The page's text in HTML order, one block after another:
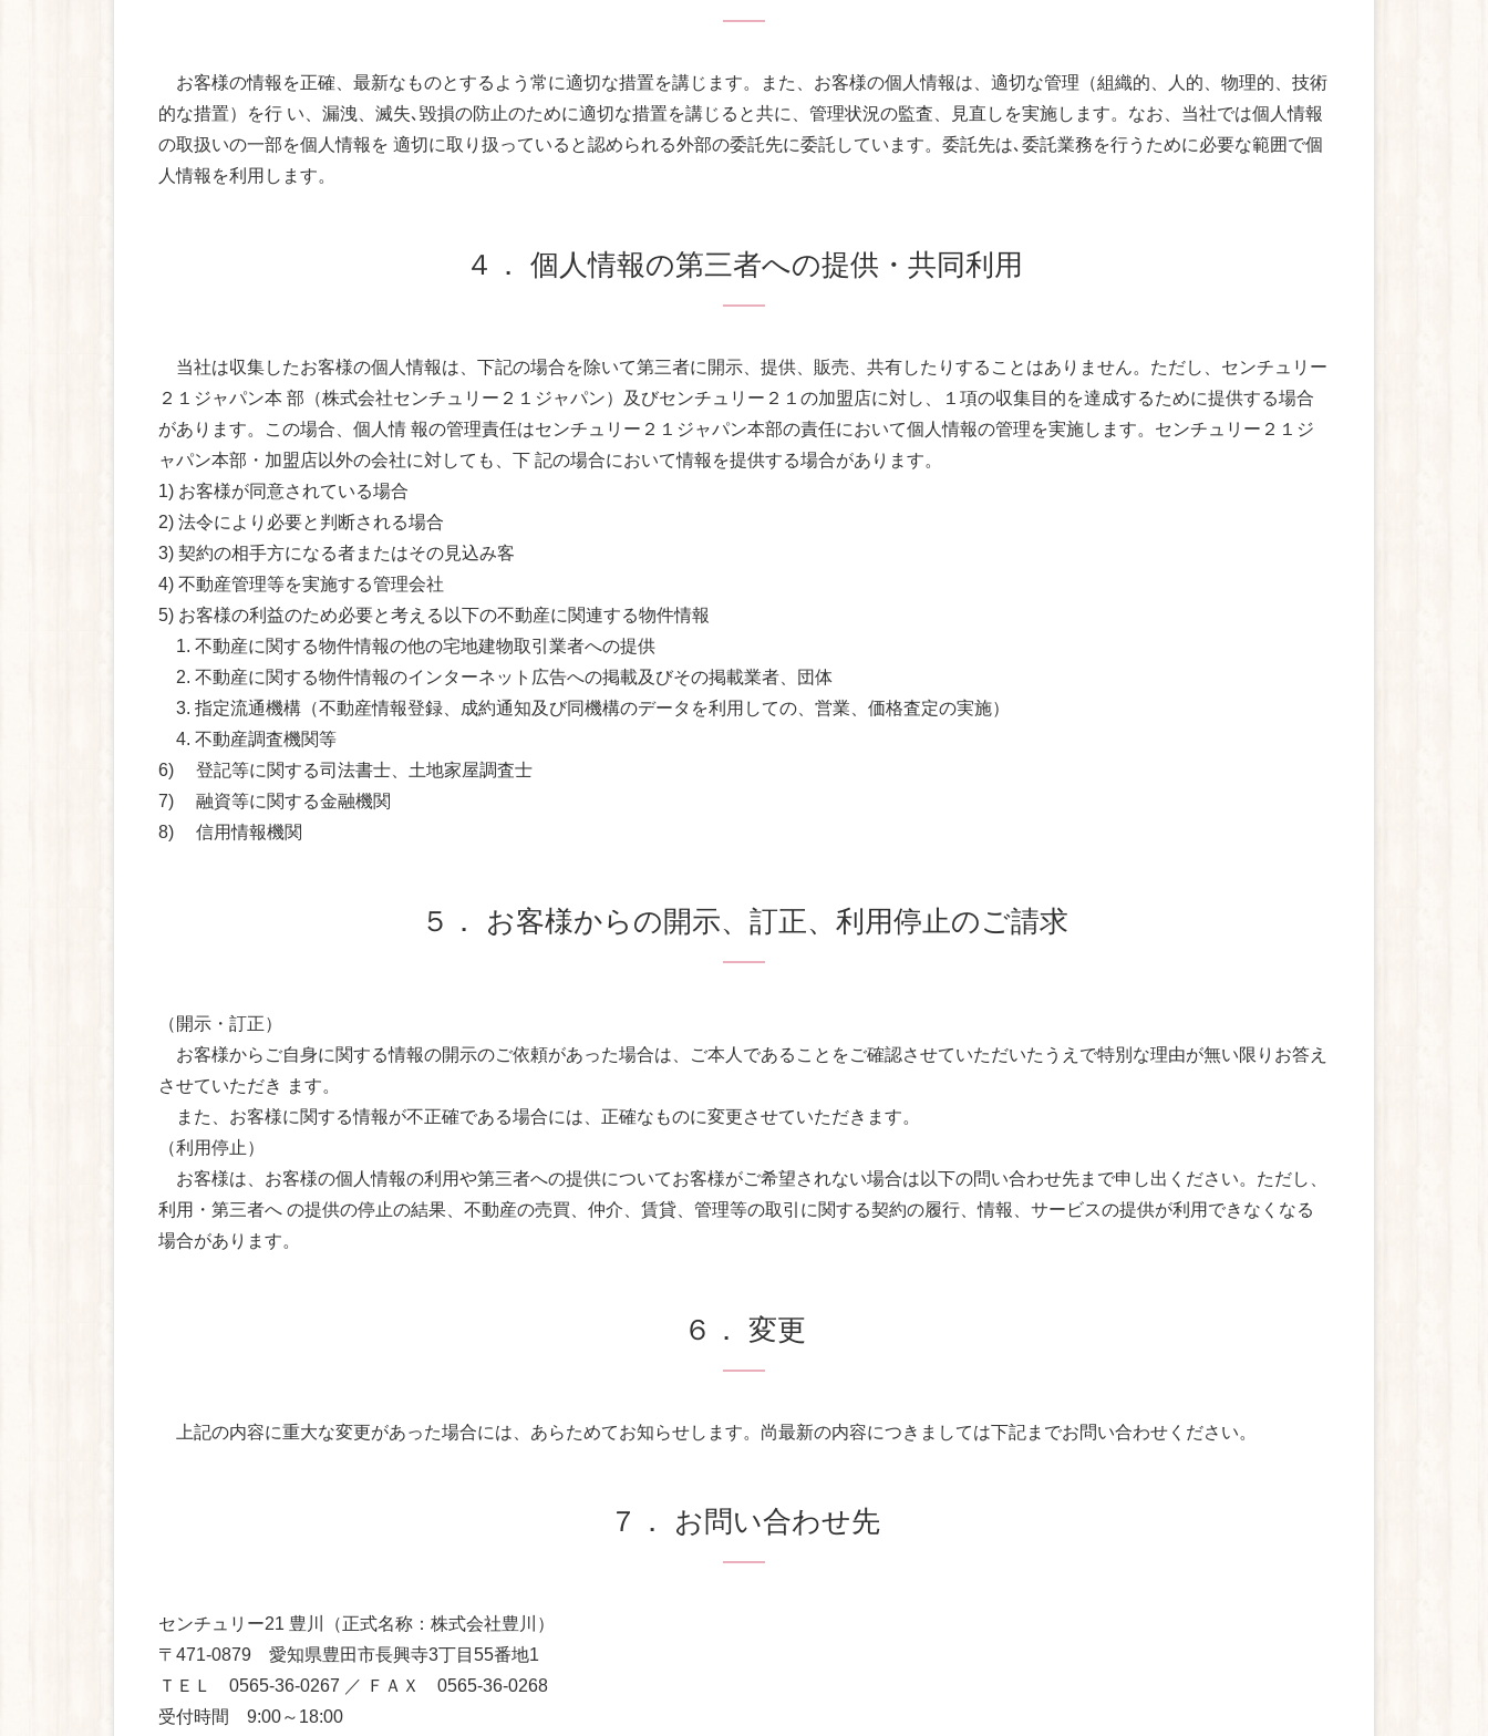
お客様の情報を正確、最新なものとするよう常に適切な措置を講じます。また、お客様の個人情報は、適切な管理（組織的、人的、物理的、技術
的な措置）を行 い、漏洩、滅失､毀損の防止のために適切な措置を講じると共に、管理状況の監査、見直しを実施します。なお、当社では個人情報
の取扱いの一部を個人情報を 適切に取り扱っていると認められる外部の委託先に委託しています。委託先は､委託業務を行うために必要な範囲で個
人情報を利用します。
４． 個人情報の第三者への提供・共同利用
当社は収集したお客様の個人情報は、下記の場合を除いて第三者に開示、提供、販売、共有したりすることはありません。ただし、センチュリー
２１ジャパン本 部（株式会社センチュリー２１ジャパン）及びセンチュリー２１の加盟店に対し、１項の収集目的を達成するために提供する場合
があります。この場合、個人情 報の管理責任はセンチュリー２１ジャパン本部の責任において個人情報の管理を実施します。センチュリー２１ジ
ャパン本部・加盟店以外の会社に対しても、下 記の場合において情報を提供する場合があります。
1) お客様が同意されている場合
2) 法令により必要と判断される場合
3) 契約の相手方になる者またはその見込み客
4) 不動産管理等を実施する管理会社
5) お客様の利益のため必要と考える以下の不動産に関連する物件情報
1. 不動産に関する物件情報の他の宅地建物取引業者への提供
2. 不動産に関する物件情報のインターネット広告への掲載及びその掲載業者、団体
3. 指定流通機構（不動産情報登録、成約通知及び同機構のデータを利用しての、営業、価格査定の実施）
4. 不動産調査機関等
6) 登記等に関する司法書士、土地家屋調査士
7) 融資等に関する金融機関
8) 信用情報機関
５． お客様からの開示、訂正、利用停止のご請求
（開示・訂正）
お客様からご自身に関する情報の開示のご依頼があった場合は、ご本人であることをご確認させていただいたうえで特別な理由が無い限りお答え
させていただき ます。
また、お客様に関する情報が不正確である場合には、正確なものに変更させていただきます。
（利用停止）
お客様は、お客様の個人情報の利用や第三者への提供についてお客様がご希望されない場合は以下の問い合わせ先まで申し出ください。ただし、
利用・第三者へ の提供の停止の結果、不動産の売買、仲介、賃貸、管理等の取引に関する契約の履行、情報、サービスの提供が利用できなくなる
場合があります。
６． 変更
上記の内容に重大な変更があった場合には、あらためてお知らせします。尚最新の内容につきましては下記までお問い合わせください。
７． お問い合わせ先
センチュリー21 豊川（正式名称：株式会社豊川）
〒471-0879 愛知県豊田市長興寺3丁目55番地1
ＴＥＬ 0565-36-0267 ／ ＦＡＸ 0565-36-0268
受付時間 9:00～18:00